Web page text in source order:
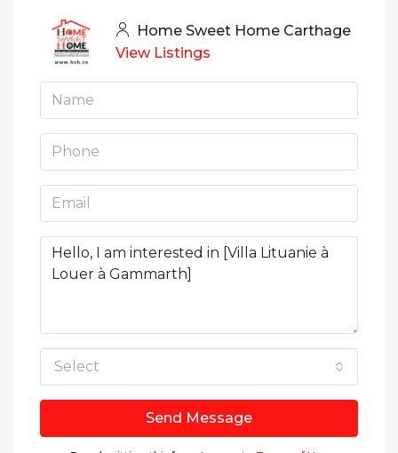
Home Sweet Home Carthage
View Listings
Select
Send Message